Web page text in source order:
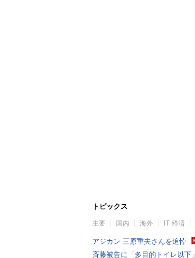
トピックス
主要 国内 海外 IT 経済
アジカン 三原重夫さんを追悼
斉藤被告に「多目的トイレ以下」